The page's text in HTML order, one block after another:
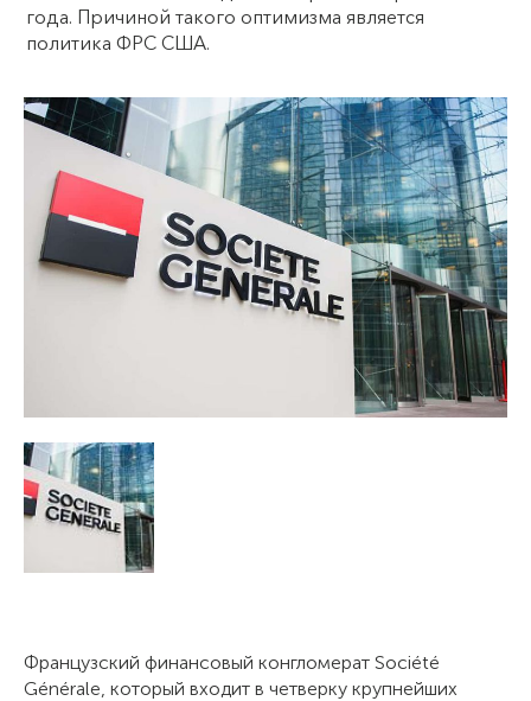
года. Причиной такого оптимизма является
политика ФРС США.
Французский финансовый конгломерат Société
Générale, который входит в четверку крупнейших